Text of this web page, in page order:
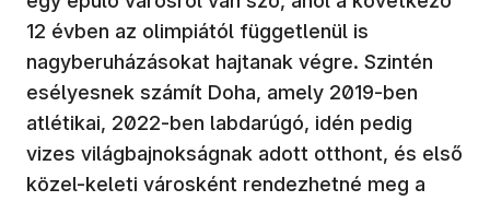
12 évben az olimpiától függetlenül is
nagyberuházásokat hajtanak végre. Szintén
esélyesnek számít Doha, amely 2019-ben
atlétikai, 2022-ben labdarúgó, idén pedig
vizes világbajnokságnak adott otthont, és első
közel-keleti városként rendezhetné meg a